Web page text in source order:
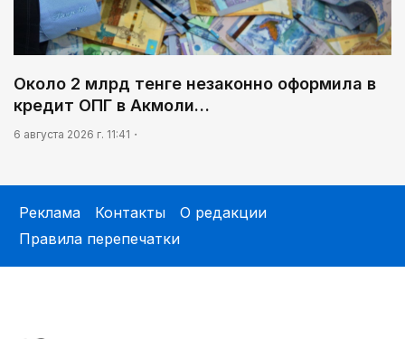
Около 2 млрд тенге незаконно оформила в
кредит ОПГ в Акмоли…
6 августа 2026 г. 11:41
Реклама Контакты
О редакции
Правила перепечатки